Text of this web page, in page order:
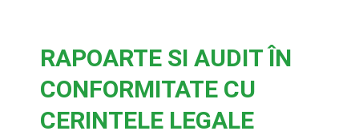
RAPOARTE SI AUDIT ÎN
CONFORMITATE CU
CERINTELE LEGALE